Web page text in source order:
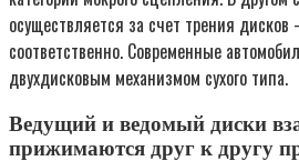
осуществляется за счет трения дисков
соответственно. Современные
двухдисковым механизмом сухого типа.
Ведущий и ведомый диски
прижимаются друг к другу